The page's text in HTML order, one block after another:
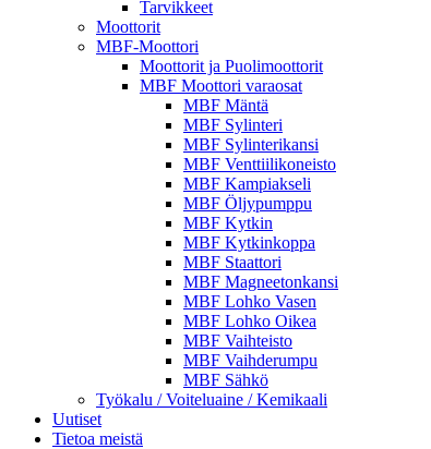
Tarvikkeet
Moottorit
MBF-Moottori
Moottorit ja Puolimoottorit
MBF Moottori varaosat
MBF Mäntä
MBF Sylinteri
MBF Sylinterikansi
MBF Venttiilikoneisto
MBF Kampiakseli
MBF Öljypumppu
MBF Kytkin
MBF Kytkinkoppa
MBF Staattori
MBF Magneetonkansi
MBF Lohko Vasen
MBF Lohko Oikea
MBF Vaihteisto
MBF Vaihderumpu
MBF Sähkö
Työkalu / Voiteluaine / Kemikaali
Uutiset
Tietoa meistä